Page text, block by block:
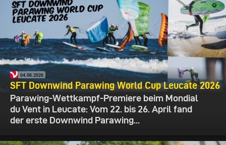
04.06.2026
SFT Downwind Parawing World Cup Leucate 2026
Parawing-Wettkampf-Premiere beim Mondial
du Vent in Leucate: Vom 22. bis 26. April fand
der erste Downwind Parawing...